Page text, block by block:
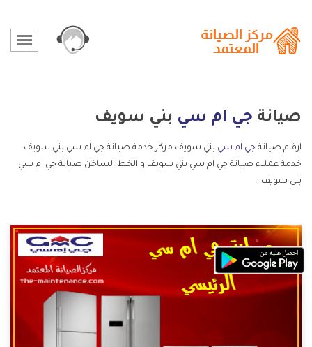
صيانة جي ام سي بني سويف
ارقام صيانة جي ام سي بني سويف مركز خدمة صيانة جي ام سي بني سويف
خدمة عملاء صيانة جي ام سي بني سويف و الخط الساخن صيانة جي ام سي
بني سويف.